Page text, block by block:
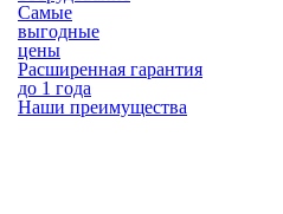
Самые
выгодные
цены
Расширенная гарантия
до 1 года
Наши преимущества